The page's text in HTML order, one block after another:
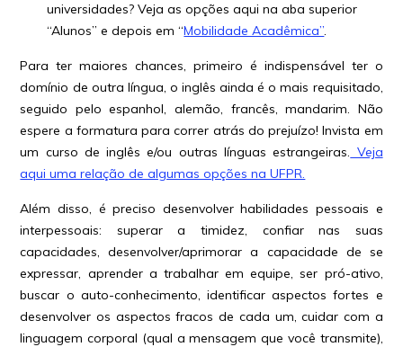
universidades? Veja as opções aqui na aba superior
“Alunos” e depois em “Mobilidade Acadêmica”.
Para ter maiores chances, primeiro é indispensável ter o
domínio de outra língua, o inglês ainda é o mais requisitado,
seguido pelo espanhol, alemão, francês, mandarim. Não
espere a formatura para correr atrás do prejuízo! Invista em
um curso de inglês e/ou outras línguas estrangeiras. Veja
aqui uma relação de algumas opções na UFPR.
Além disso, é preciso desenvolver habilidades pessoais e
interpessoais: superar a timidez, confiar nas suas
capacidades, desenvolver/aprimorar a capacidade de se
expressar, aprender a trabalhar em equipe, ser pró-ativo,
buscar o auto-conhecimento, identificar aspectos fortes e
desenvolver os aspectos fracos de cada um, cuidar com a
linguagem corporal (qual a mensagem que você transmite),